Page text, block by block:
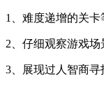
1、难度递增的关卡
2、仔细观察游戏场
3、展现过人智商寻